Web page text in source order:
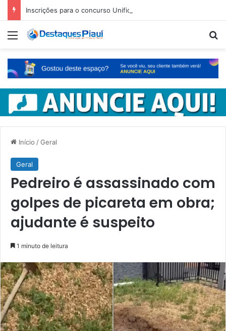
Menu
Início /Geral
Geral
Pedreiro é assassinado com
golpes de picareta em obra;
ajudante é suspeito
1 minuto de leitura